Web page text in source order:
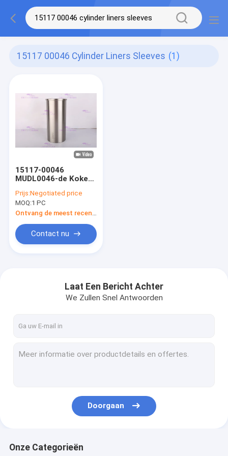
15117 00046 Cylinder Liners Sleeves (1)
15117-00046
MUDL0046-de Kokers
voor Doosan Engine
DE12T
Prijs:Negotiated price
MOQ:1 PC
Contact nu
Laat Een Bericht Achter
We Zullen Snel Antwoorden
Doorgaan
Onze Categorieën